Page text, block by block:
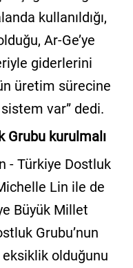
kullanıldığı,
Ar-Ge’ye
giderlerini
üretim sürecine
var” dedi.
Grubu kurulmalı
- Türkiye Dostluk
Lin ile de
Büyük Millet
Grubu’nun
eksiklik olduğunu